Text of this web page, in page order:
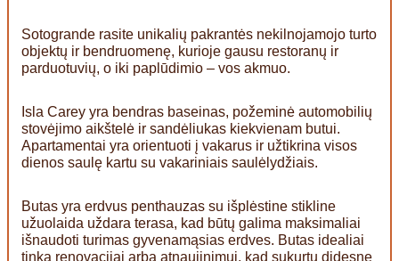
Sotogrande rasite unikalių pakrantės nekilnojamojo turto
objektų ir bendruomenę, kurioje gausu restoranų ir
parduotuvių, o iki paplūdimio – vos akmuo.
Isla Carey yra bendras baseinas, požeminė automobilių
stovėjimo aikštelė ir sandėliukas kiekvienam butui.
Apartamentai yra orientuoti į vakarus ir užtikrina visos
dienos saulę kartu su vakariniais saulėlydžiais.
Butas yra erdvus penthauzas su išplėstine stikline
užuolaida uždara terasa, kad būtų galima maksimaliai
išnaudoti turimas gyvenamąsias erdves. Butas idealiai
tinka renovacijai arba atnaujinimui, kad sukurtų didesnę